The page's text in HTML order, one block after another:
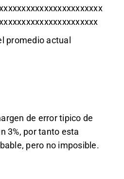
promedio actual
de error tipico de
3%, por tanto esta
pero no imposible.